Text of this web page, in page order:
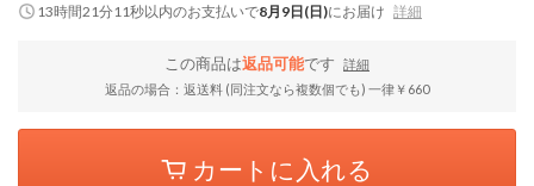
13時間21分11秒以内のお支払いで8月9日(日)にお届け 詳細
この商品は返品可能です
詳細
返品の場合：返送料 (同注文なら複数個でも) 一律￥660
カートに入れる